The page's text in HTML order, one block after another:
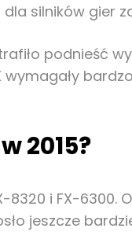
silników gier
podnieść
2015?
i FX-6300.
jeszcze